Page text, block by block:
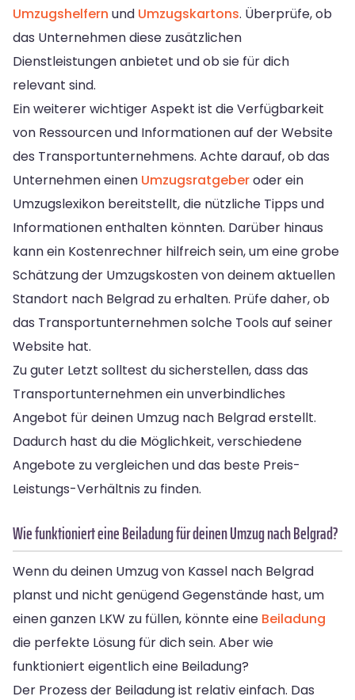
Umzugshelfern und Umzugskartons. Überprüfe, ob
das Unternehmen diese zusätzlichen
Dienstleistungen anbietet und ob sie für dich
relevant sind.
Ein weiterer wichtiger Aspekt ist die Verfügbarkeit
von Ressourcen und Informationen auf der Website
des Transportunternehmens. Achte darauf, ob das
Unternehmen einen Umzugsratgeberoder ein
Umzugslexikon bereitstellt, die nützliche Tipps und
Informationen enthalten könnten. Darüber hinaus
kann ein Kostenrechner hilfreich sein, um eine grobe
Schätzung der Umzugskosten von deinem aktuellen
Standort nach Belgrad zu erhalten. Prüfe daher, ob
das Transportunternehmen solche Tools auf seiner
Website hat.
Zu guter Letzt solltest du sicherstellen, dass das
Transportunternehmen ein unverbindliches
Angebot für deinen Umzug nach Belgrad erstellt.
Dadurch hast du die Möglichkeit, verschiedene
Angebote zu vergleichen und das beste Preis-
Leistungs-Verhältnis zu finden.
Wie funktioniert eine Beiladung für deinen Umzug nach Belgrad?
Wenn du deinen Umzug von Kassel nach Belgrad
planst und nicht genügend Gegenstände hast, um
einen ganzen LKW zu füllen, könnte eine Beiladung
die perfekte Lösung für dich sein. Aber wie
funktioniert eigentlich eine Beiladung?
Der Prozess der Beiladung ist relativ einfach. Das